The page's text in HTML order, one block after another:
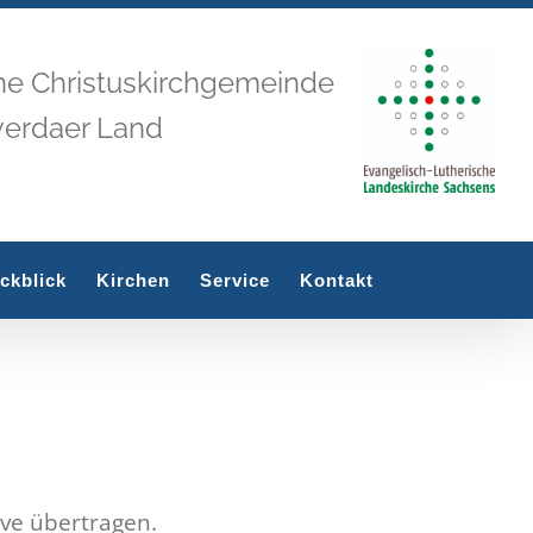
Christuskirchgemeinde
Land
Kirchen Service Kontakt
übertragen.